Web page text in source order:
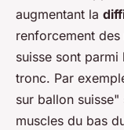
augmentant la
renforcement
suisse sont parmi
tronc. Par
sur ballon
muscles du bas